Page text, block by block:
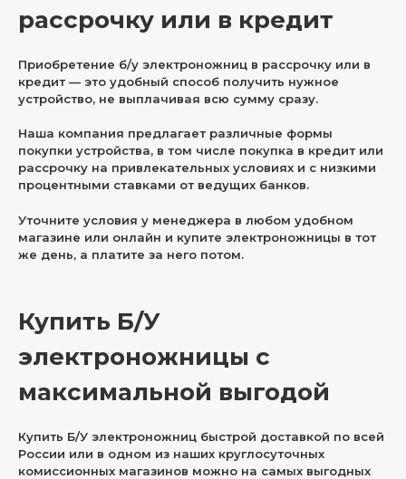
рассрочку или в кредит
Приобретение б/у электроножниц в рассрочку или в
кредит — это удобный способ получить нужное
устройство, не выплачивая всю сумму сразу.
Наша компания предлагает различные формы
покупки устройства, в том числе покупка в кредит или
рассрочку на привлекательных условиях и с низкими
процентными ставками от ведущих банков.
Уточните условия у менеджера в любом удобном
магазине или онлайн и купите электроножницы в тот
же день, а платите за него потом.
Купить Б/У
электроножницы с
максимальной выгодой
Купить Б/У электроножниц быстрой доставкой по всей
России или в одном из наших круглосуточных
комиссионных магазинов можно на самых выгодных